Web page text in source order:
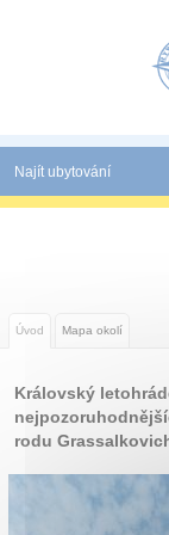
Najít ubytování
Státy
Partneři
Tištěné katalogy
Úvod Mapa okolí
Královský
rodu